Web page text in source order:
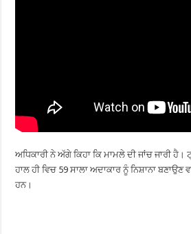
ਅਧਿਕਾਰੀ ਨੇ ਅੱਗੇ ਕਿਹਾ ਕਿ ਮਾਮਲੇ ਦੀ ਜਾਂਚ ਜਾਰੀ
ਹਾਲ ਹੀ ਵਿਚ 59 ਸਾਲਾ ਅਦਾਕਾਰ ਨੂੰ ਨਿਸ਼ਾਨਾ
ਹਨ।